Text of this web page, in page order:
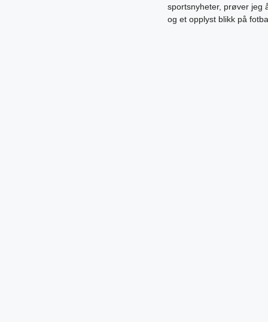
sportsnyheter, prøver jeg
og et opplyst blikk på